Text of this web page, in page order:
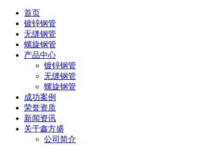
首页
镀锌钢管
无缝钢管
螺旋钢管
产品中心
镀锌钢管
无缝钢管
螺旋钢管
成功案例
荣誉资质
新闻资讯
关于鑫方盛
公司简介